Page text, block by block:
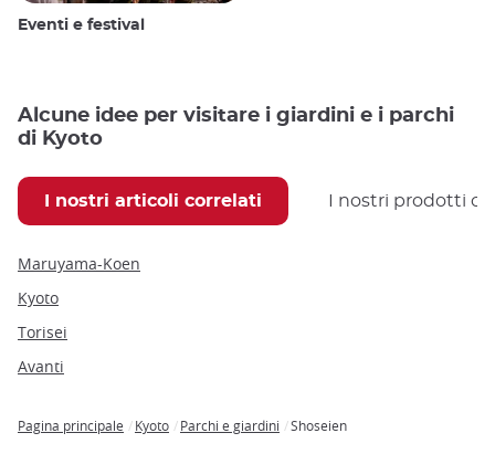
Eventi e festival
Alcune idee per visitare i giardini e i parchi
di Kyoto
I nostri articoli correlati I nostri prodotti
Maruyama-Koen
Kyoto
Torisei
Avanti
Pagina principale Kyoto Parchi e giardini Shoseien